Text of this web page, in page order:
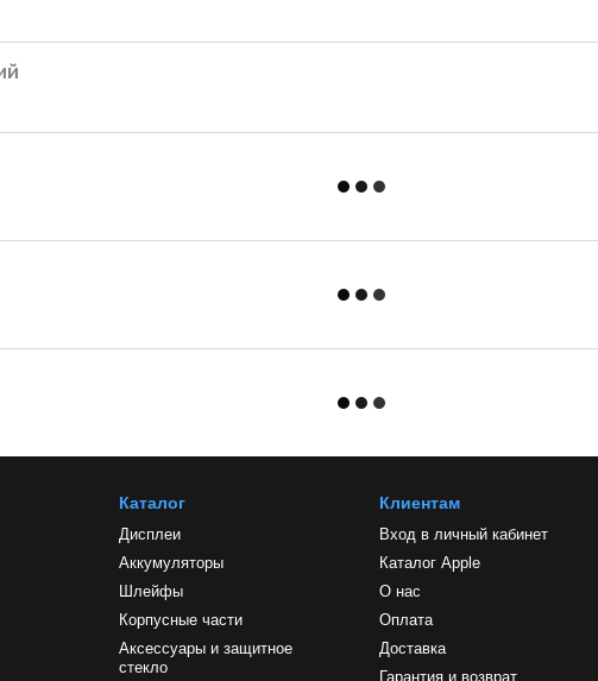
Каталог
Дисплеи
Аккумуляторы
Шлейфы
Корпусные части
Аксессуары и защитное
стекло
Клиентам
Вход в личный кабинет
Каталог Apple
О нас
Оплата
Доставка
Гарантия и возврат